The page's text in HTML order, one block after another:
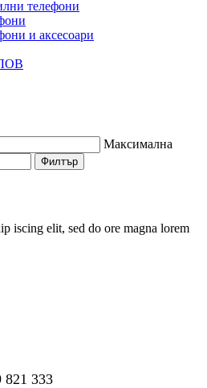
телефони
и аксесоари
Максимална
Филтър
iscing elit, sed do ore magna lorem
821 333